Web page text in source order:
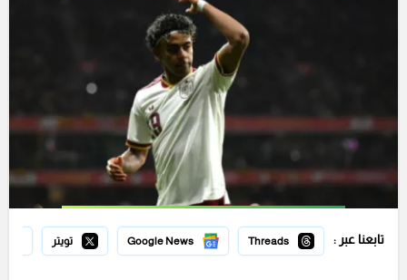
تابعنا عبر : Threads
Google News تويتر